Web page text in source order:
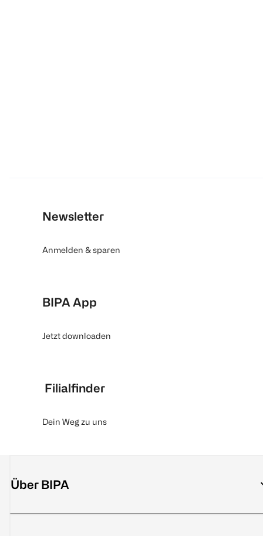
Newsletter
Anmelden & sparen
BIPA App
Jetzt downloaden
Filialfinder
Dein Weg zu uns
Über BIPA